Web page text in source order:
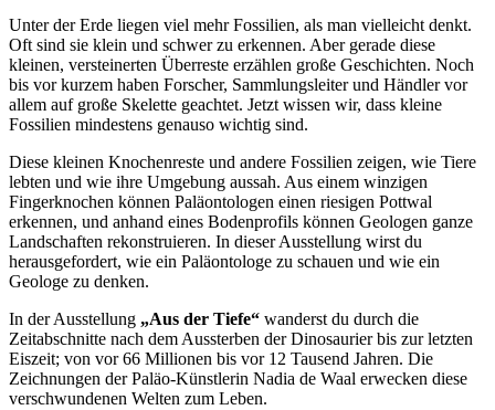
Unter der Erde liegen viel mehr Fossilien, als man vielleicht denkt.
Oft sind sie klein und schwer zu erkennen. Aber gerade diese
kleinen, versteinerten Überreste erzählen große Geschichten. Noch
bis vor kurzem haben Forscher, Sammlungsleiter und Händler vor
allem auf große Skelette geachtet. Jetzt wissen wir, dass kleine
Fossilien mindestens genauso wichtig sind.
Diese kleinen Knochenreste und andere Fossilien zeigen, wie Tiere
lebten und wie ihre Umgebung aussah. Aus einem winzigen
Fingerknochen können Paläontologen einen riesigen Pottwal
erkennen, und anhand eines Bodenprofils können Geologen ganze
Landschaften rekonstruieren. In dieser Ausstellung wirst du
herausgefordert, wie ein Paläontologe zu schauen und wie ein
Geologe zu denken.
In der Ausstellung „Aus der Tiefe“ wanderst du durch die
Zeitabschnitte nach dem Aussterben der Dinosaurier bis zur letzten
Eiszeit; von vor 66 Millionen bis vor 12 Tausend Jahren. Die
Zeichnungen der Paläo-Künstlerin Nadia de Waal erwecken diese
verschwundenen Welten zum Leben.